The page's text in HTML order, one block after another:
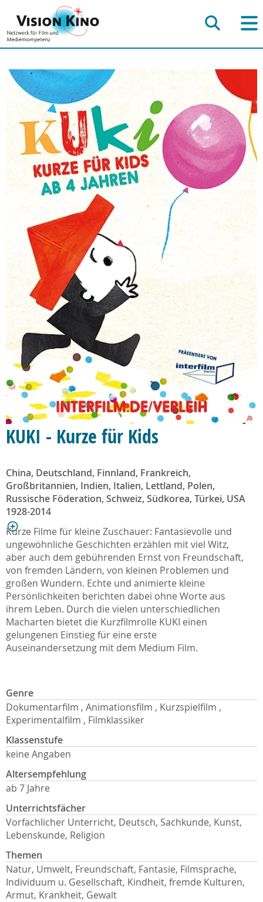
KUKI - Kurze für Kids
China, Deutschland, Finnland, Frankreich,
Großbritannien, Indien, Italien, Lettland, Polen,
Russische Föderation, Schweiz, Südkorea, Türkei, USA
1928-2014
Kurze Filme für kleine Zuschauer: Fantasievolle und
ungewöhnliche Geschichten erzählen mit viel Witz,
aber auch dem gebührenden Ernst von Freundschaft,
von fremden Ländern, von kleinen Problemen und
großen Wundern. Echte und animierte kleine
Persönlichkeiten berichten dabei ohne Worte aus
ihrem Leben. Durch die vielen unterschiedlichen
Macharten bietet die Kurzfilmrolle KUKI einen
gelungenen Einstieg für eine erste
Auseinandersetzung mit dem Medium Film.
Genre
Dokumentarfilm , Animationsfilm , Kurzspielfilm ,
Experimentalfilm , Filmklassiker
Klassenstufe
keine Angaben
Altersempfehlung
ab 7 Jahre
Unterrichtsfächer
Vorfachlicher Unterricht, Deutsch, Sachkunde, Kunst,
Lebenskunde, Religion
Themen
Natur, Umwelt, Freundschaft, Fantasie, Filmsprache,
Individuum u. Gesellschaft, Kindheit, fremde Kulturen,
Armut, Krankheit, Gewalt